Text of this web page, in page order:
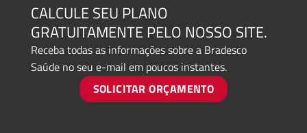
CALCULE SEU PLANO
GRATUITAMENTE PELO NOSSO SITE.
Receba todas as informações sobre a Bradesco
Saúde no seu e-mail em poucos instantes.
SOLICITAR ORÇAMENTO